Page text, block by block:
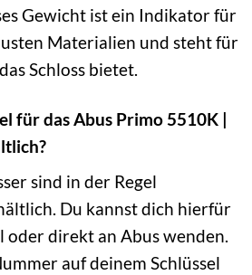
Gewicht ist ein Indikator für
Materialien und steht für
Schloss bietet.
für das Abus Primo 5510K |
sind in der Regel
Du kannst dich hierfür
oder direkt an Abus wenden.
auf deinem Schlüssel